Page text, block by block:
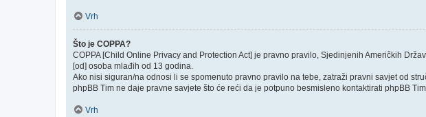
Vrh
Što je COPPA?
COPPA [Child Online Privacy and Protection Act] je pravno pravilo, Sjedinjenih Američkih
[od] osoba mlađih od 13 godina.
Ako nisi siguran/na odnosi li se spomenuto pravno pravilo na tebe, zatraži pravni savjet od
phpBB Tim ne daje pravne savjete što će reći da je potpuno besmisleno kontaktirati phpBB
Vrh